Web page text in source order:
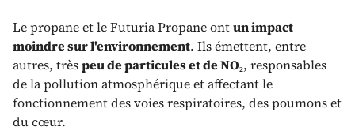
Le propane et le Futuria Propane ontun impact
moindre sur l'environnement. Ils émettent, entre
autres, trèspeu de particules et de NO₂, responsables
de la pollution atmosphérique et affectant le
fonctionnement des voies respiratoires, des poumons et
du cœur.